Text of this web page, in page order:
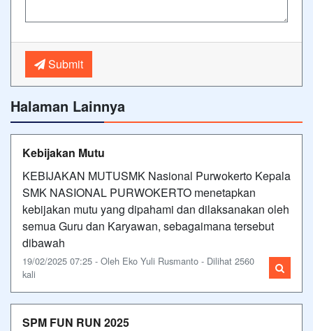
Submit
Halaman Lainnya
Kebijakan Mutu
KEBIJAKAN MUTUSMK Nasional Purwokerto Kepala
SMK NASIONAL PURWOKERTO menetapkan
kebijakan mutu yang dipahami dan dilaksanakan oleh
semua Guru dan Karyawan, sebagaimana tersebut
dibawah
19/02/2025 07:25 - Oleh Eko Yuli Rusmanto - Dilihat 2560
kali
SPM FUN RUN 2025